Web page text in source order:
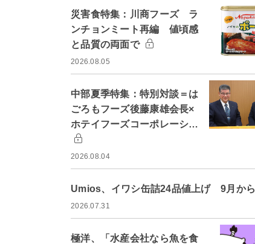
災害食特集：川商フーズ ラ
ンチョンミート再編 値頃感
と品質の両面で
2026.08.05
中部夏季特集：特別対談＝は
ごろもフーズ後藤康雄会長×
ホテイフーズコーポレーシ…
2026.08.04
Umios、イワシ缶詰24品値上げ 9月から
2026.07.31
極洋、「水産会社なら魚を食